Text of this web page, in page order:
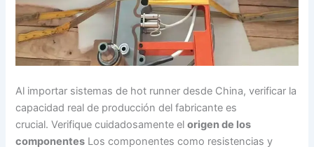
Al importar sistemas de hot runner desde China, verificar la
capacidad real de producción del fabricante es
crucial.Verifique cuidadosamente elorigen de los
componentes Los componentes como resistencias y